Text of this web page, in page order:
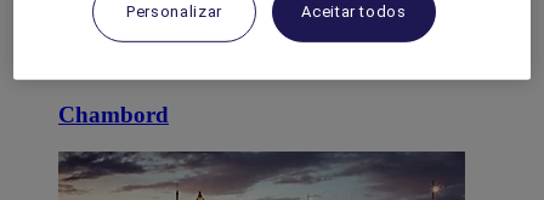
Chambord
Personalizar Aceitar todos